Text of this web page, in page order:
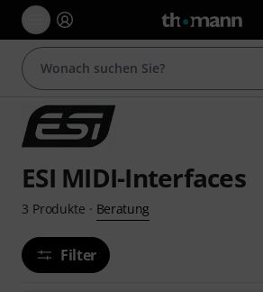
ESI MIDI-Interfaces
3 Produkte · Beratung
Filter